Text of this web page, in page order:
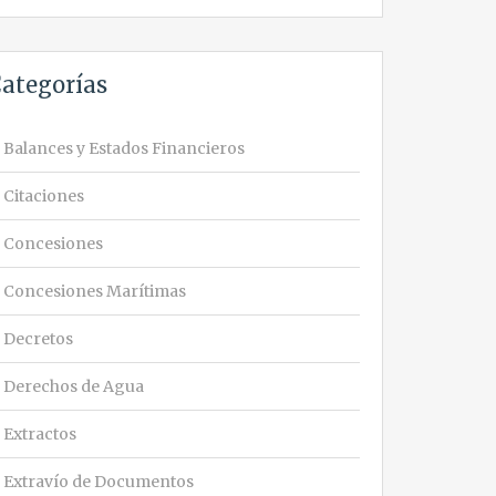
Balances y Estados Financieros
Citaciones
Concesiones
Concesiones Marítimas
Decretos
Derechos de Agua
Extractos
Extravío de Documentos